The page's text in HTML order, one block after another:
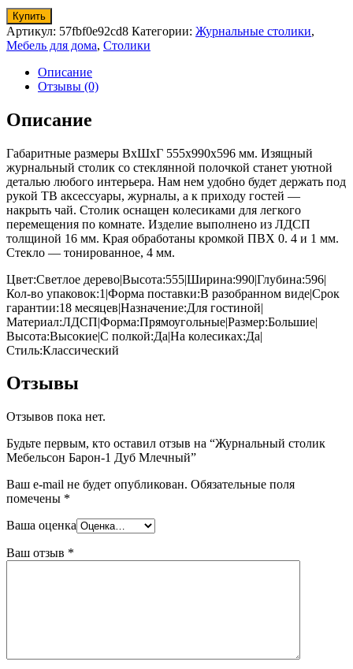
Купить
Артикул: 57fbf0e92cd8 Категории: Журнальные столики,
Мебель для дома, Столики
Описание
Отзывы (0)
Описание
Габаритные размеры ВхШхГ 555x990x596 мм. Изящный
журнальный столик со стеклянной полочкой станет уютной
деталью любого интерьера. Нам нем удобно будет держать под
рукой ТВ аксессуары, журналы, а к приходу гостей —
накрыть чай. Столик оснащен колесиками для легкого
перемещения по комнате. Изделие выполнено из ЛДСП
толщиной 16 мм. Края обработаны кромкой ПВХ 0. 4 и 1 мм.
Стекло — тонированное, 4 мм.
Цвет:Светлое дерево|Высота:555|Ширина:990|Глубина:596|
Кол-во упаковок:1|Форма поставки:В разобранном виде|Срок
гарантии:18 месяцев|Назначение:Для гостиной|
Материал:ЛДСП|Форма:Прямоугольные|Размер:Большие|
Высота:Высокие|С полкой:Да|На колесиках:Да|
Стиль:Классический
Отзывы
Отзывов пока нет.
Будьте первым, кто оставил отзыв на “Журнальный столик
Мебельсон Барон-1 Дуб Млечный”
Ваш e-mail не будет опубликован. Обязательные поля
помечены *
Ваша оценка
Ваш отзыв *